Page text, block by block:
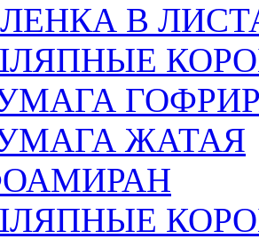
В
ЖАТАЯ